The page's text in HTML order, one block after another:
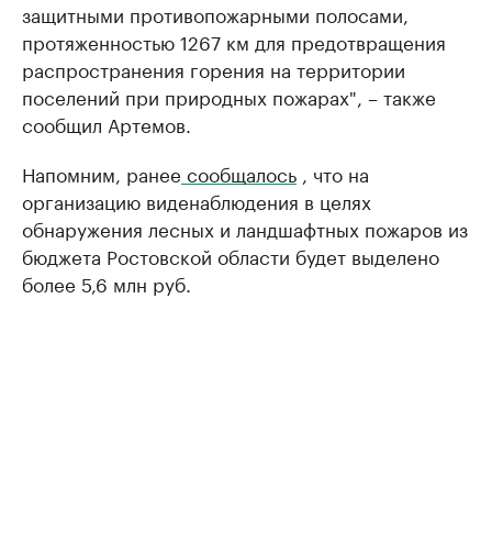
защитными противопожарными полосами,
протяженностью 1267 км для предотвращения
распространения горения на территории
поселений при природных пожарах", – также
сообщил Артемов.
Напомним, ранее сообщалось , что на
организацию виденаблюдения в целях
обнаружения лесных и ландшафтных пожаров из
бюджета Ростовской области будет выделено
более 5,6 млн руб.